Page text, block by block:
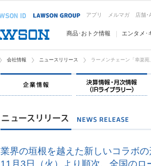
アプリ メルマガ 店舗･
商品･おトク情報 エンタメ･
会社情報 ニュースリリース ラーメンチェーン「幸楽
企業情報
業界の垣根を越えた新しいコラボの
11月3日（火）より順次、全国のロ